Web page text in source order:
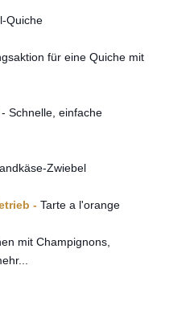
Quiche
für eine Quiche mit
- Schnelle, einfache
Zwiebel
- Tarte a l'orange
mit Champignons,